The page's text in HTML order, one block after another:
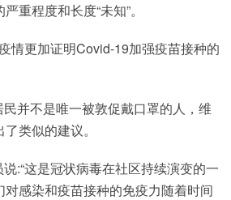
重程度和长度“未知”。
情更加证明Covid-19加强疫苗接种的
并不是唯一被敦促戴口罩的人，维
类似的建议。
:“这是冠状病毒在社区持续演变的一
感染和疫苗接种的免疫力随着时间